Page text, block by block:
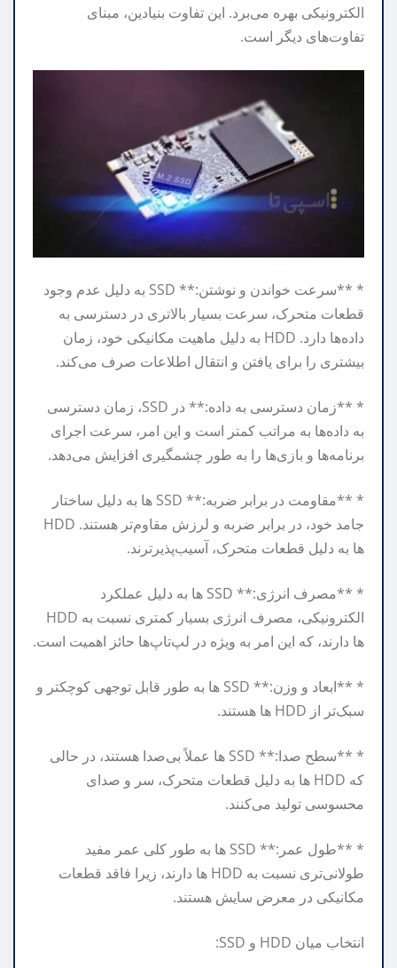
الکترونیکی بهره می‌برد. این تفاوت بنیادین، مبنای
تفاوت‌های دیگر است.
* **سرعت خواندن و نوشتن:** SSD به دلیل عدم وجود
قطعات متحرک، سرعت بسیار بالاتری در دسترسی به
داده‌ها دارد. HDD به دلیل ماهیت مکانیکی خود، زمان
بیشتری را برای یافتن و انتقال اطلاعات صرف می‌کند.
* **زمان دسترسی به داده:** در SSD، زمان دسترسی
به داده‌ها به مراتب کمتر است و این امر، سرعت اجرای
برنامه‌ها و بازی‌ها را به طور چشمگیری افزایش می‌دهد.
* **مقاومت در برابر ضربه:** SSD ها به دلیل ساختار
جامد خود، در برابر ضربه و لرزش مقاوم‌تر هستند. HDD
ها به دلیل قطعات متحرک، آسیب‌پذیرترند.
* **مصرف انرژی:** SSD ها به دلیل عملکرد
الکترونیکی، مصرف انرژی بسیار کمتری نسبت به HDD
ها دارند، که این امر به ویژه در لپ‌تاپ‌ها حائز اهمیت است.
* **ابعاد و وزن:** SSD ها به طور قابل توجهی کوچکتر و
سبک‌تر از HDD ها هستند.
* **سطح صدا:** SSD ها عملاً بی‌صدا هستند، در حالی
که HDD ها به دلیل قطعات متحرک، سر و صدای
محسوسی تولید می‌کنند.
* **طول عمر:** SSD ها به طور کلی عمر مفید
طولانی‌تری نسبت به HDD ها دارند، زیرا فاقد قطعات
مکانیکی در معرض سایش هستند.
انتخاب میان HDD و SSD: